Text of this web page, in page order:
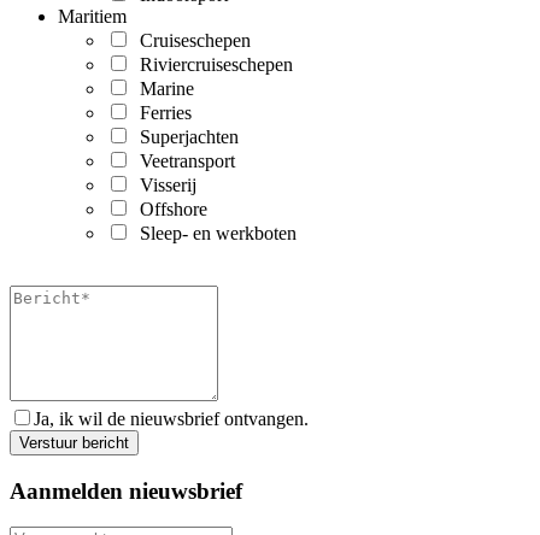
Maritiem
Cruiseschepen
Riviercruiseschepen
Marine
Ferries
Superjachten
Veetransport
Visserij
Offshore
Sleep- en werkboten
Ja, ik wil de nieuwsbrief ontvangen.
Aanmelden nieuwsbrief